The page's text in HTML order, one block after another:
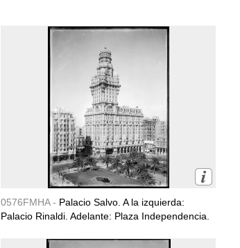
0576FMHA - Palacio Salvo. A la izquierda:
Palacio Rinaldi. Adelante: Plaza Independencia.